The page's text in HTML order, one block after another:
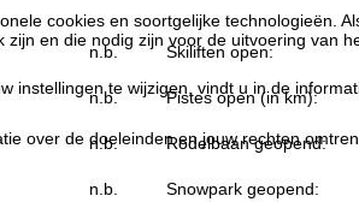
cookies en soortgelijke technologieën.
en die nodig zijn voor de uitvoering van
instellingen te wijzigen, vindt u in de
over de doeleinden en jouw rechten
n.b. Skiliften open:
n.b. Pistes open (in km):
n.b. Rodelbaan geopend:
n.b. Snowpark geopend: